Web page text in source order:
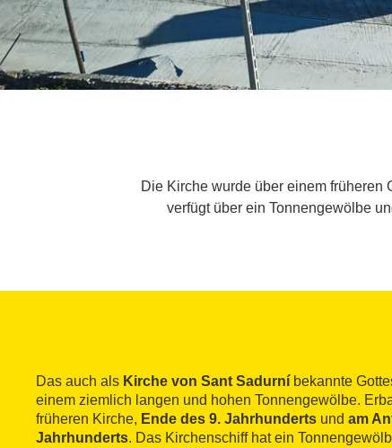
Die Kirche wurde über einem früheren
verfügt über ein Tonnengewölbe
Das auch als Kirche von Sant Sadurní bekannte
einem ziemlich langen und hohen Tonnengewölbe.
früheren Kirche, Ende des 9. Jahrhunderts und am
Jahrhunderts. Das Kirchenschiff hat ein